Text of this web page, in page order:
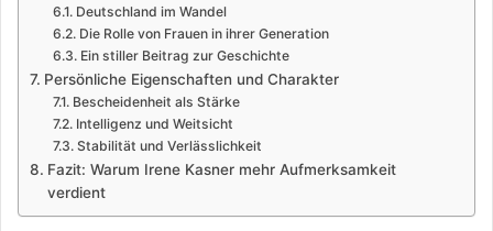
Deutschland im Wandel
Die Rolle von Frauen in ihrer Generation
Ein stiller Beitrag zur Geschichte
Persönliche Eigenschaften und Charakter
Bescheidenheit als Stärke
Intelligenz und Weitsicht
Stabilität und Verlässlichkeit
Fazit: Warum Irene Kasner mehr Aufmerksamkeit
verdient